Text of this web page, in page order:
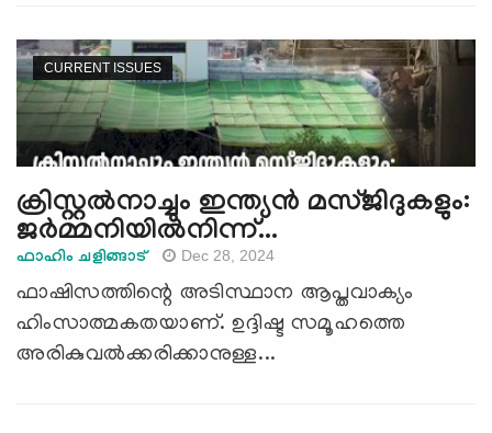
CURRENT ISSUES
ക്രിസ്റ്റൽനാച്ചും ഇന്ത്യൻ മസ്ജിദുകളും:
ജര്‍മ്മനിയില്‍നിന്ന്...
ഫാഹിം ചളിങ്ങാട് Dec 28, 2024
ഫാഷിസത്തിന്റെ അടിസ്ഥാന ആപ്തവാക്യം
ഹിംസാത്മകതയാണ്. ഉദ്ദിഷ്ട സമൂഹത്തെ
അരികുവൽക്കരിക്കാനുള്ള...